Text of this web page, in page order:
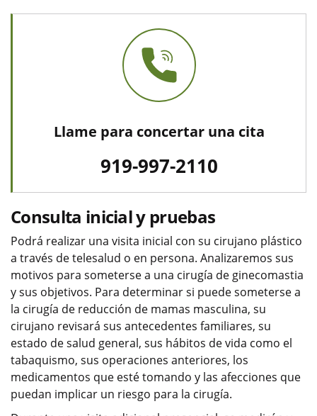
Llame para concertar una cita
919-997-2110
Consulta inicial y pruebas
Podrá realizar una visita inicial con su cirujano plástico
a través de telesalud o en persona. Analizaremos sus
motivos para someterse a una cirugía de ginecomastia
y sus objetivos. Para determinar si puede someterse a
la cirugía de reducción de mamas masculina, su
cirujano revisará sus antecedentes familiares, su
estado de salud general, sus hábitos de vida como el
tabaquismo, sus operaciones anteriores, los
medicamentos que esté tomando y las afecciones que
puedan implicar un riesgo para la cirugía.